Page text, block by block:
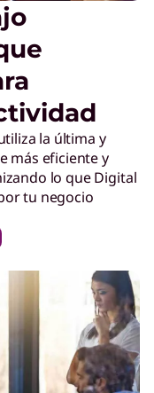
la última y
más eficiente y
lo que Digital
tu negocio